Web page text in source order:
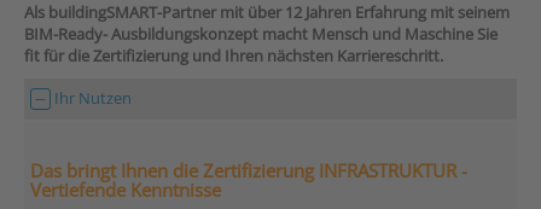
Als buildingSMART-Partner mit über 12 Jahren Erfahrung mit seinem
BIM-Ready- Ausbildungskonzept macht Mensch und Maschine Sie
fit für die Zertifizierung und Ihren nächsten Karriereschritt.
Ihr Nutzen
Das bringt Ihnen die Zertifizierung INFRASTRUKTUR -
Vertiefende Kenntnisse